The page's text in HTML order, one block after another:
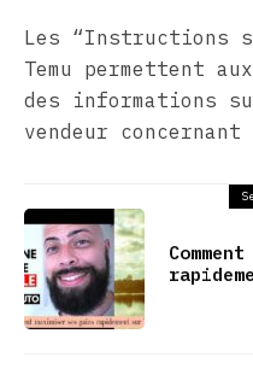
Les “Instructions
Temu permettent
des informations
vendeur concernant